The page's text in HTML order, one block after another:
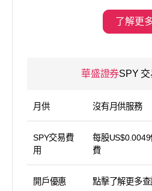
了解更
華盛證券SPY
月供 沒有月供服務
SPY交易費
用
每股US$0.0049
費
開戶優惠 點擊了解更多